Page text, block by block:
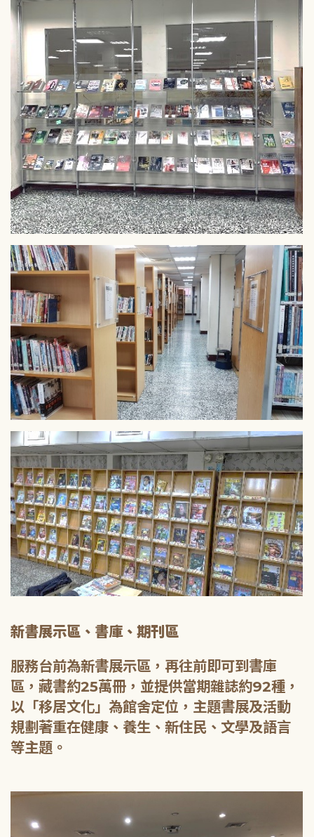
新書展示區、書庫、期刊區
服務台前為新書展示區，再往前即可到書庫
區，藏書約25萬冊，並提供當期雜誌約92種，
以「移居文化」為館舍定位，主題書展及活動
規劃著重在健康、養生、新住民、文學及語言
等主題。